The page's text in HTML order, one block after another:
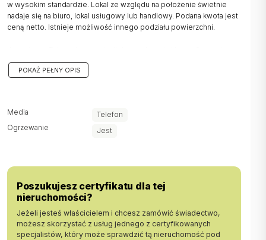
w wysokim standardzie. Lokal ze względu na położenie świetnie
nadaje się na biuro, lokal usługowy lub handlowy. Podana kwota jest
ceną netto. Istnieje możliwość innego podziału powierzchni.
przygotujemy dla Ciebie dokumenty do wynajmu.
tel.: +48790854090
e-mail: kgrzebien@bestate.com.pl
BESTATE Tarnów
www.bestate.com.pl
POKAŻ PEŁNY OPIS
Media
Telefon
Ogrzewanie
Jest
Poszukujesz certyfikatu dla tej
nieruchomości?
Jeżeli jesteś właścicielem i chcesz zamówić świadectwo,
możesz skorzystać z usług jednego z certyfikowanych
specjalistów, który może sprawdzić tą nieruchomość pod